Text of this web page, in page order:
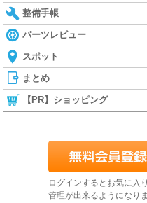
整備手帳
パーツレビュー
スポット
まとめ
【PR】ショッピング
ログインするとお気に入
管理が出来るようになり